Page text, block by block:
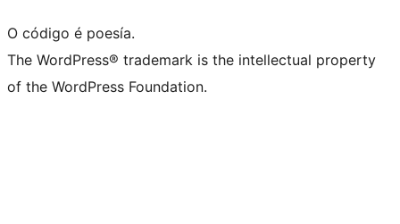
O código é poesía.
The WordPress® trademark is the intellectual property
of the WordPress Foundation.